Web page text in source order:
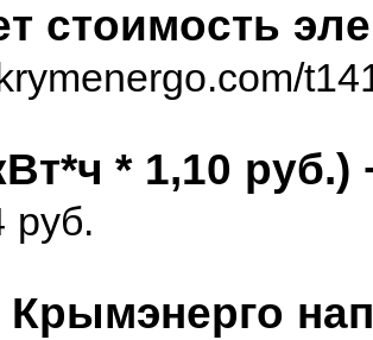
стоимость
* 1,10 руб.)
руб.